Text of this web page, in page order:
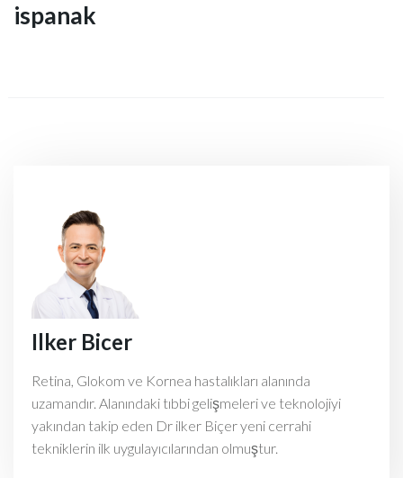
ispanak
Ilker Bicer
Retina, Glokom ve Kornea hastalıkları alanında
uzamandır. Alanındaki tıbbi gelişmeleri ve teknolojiyi
yakından takip eden Dr ilker Biçer yeni cerrahi
tekniklerin ilk uygulayıcılarından olmuştur.